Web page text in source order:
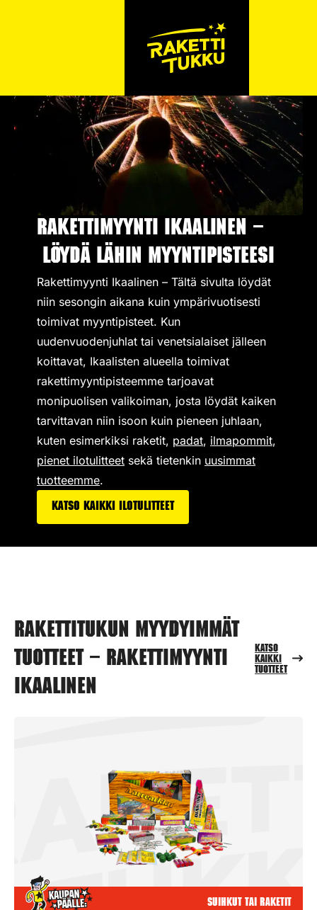
Rakettimyynti Ikaalinen –
Löydä lähin myyntipisteesi
Rakettimyynti Ikaalinen – Tältä sivulta löydät
niin sesongin aikana kuin ympärivuotisesti
toimivat myyntipisteet. Kun
uudenvuodenjuhlat tai venetsialaiset jälleen
koittavat, Ikaalisten alueella toimivat
rakettimyyntipisteemme tarjoavat
monipuolisen valikoiman, josta löydät kaiken
tarvittavan niin isoon kuin pieneen juhlaan,
kuten esimerkiksi raketit, padat, ilmapommit,
pienet ilotulitteet sekä tietenkin uusimmat
tuotteemme.
Katso kaikki ilotulitteet
Rakettitukun myydyimmät
tuotteet – Rakettimyynti
Ikaalinen
Katso
kaikki
tuotteet
Suihkut tai raketit